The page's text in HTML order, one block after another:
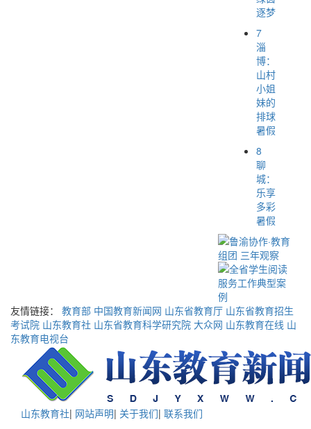
逐梦
7
淄
博：
山村
小姐
妹的
排球
暑假
8
聊
城：
乐享
多彩
暑假
友情链接： 教育部 中国教育新闻网 山东省教育厅 山东省教育招生
考试院 山东教育社 山东省教育科学研究院 大众网 山东教育在线 山
东教育电视台
山东教育社| 网站声明| 关于我们| 联系我们